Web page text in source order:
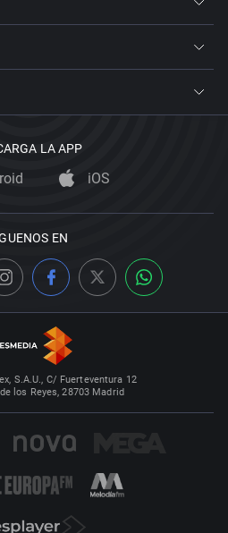
LA APP
iOS
EN
S.A.U., C/ Fuerteventura 12
los Reyes, 28703 Madrid